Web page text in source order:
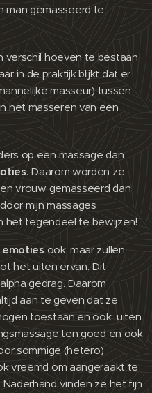
man gemasseerd te
verschil hoeven te bestaan
in de praktijk blijkt dat er
masseur) tussen
het masseren van een
op een massage dan
. Daarom worden ze
vrouw gemasseerd dan
mijn massages
het tegendeel te bewijzen!
emotiesook, maar zullen
het uiten ervan. Dit
gedrag. Daarom
aan te geven dat ze
toestaan en ook uiten.
ten goed en ook
sommige (hetero)
vreemd om aangeraakt te
vinden ze het fijn